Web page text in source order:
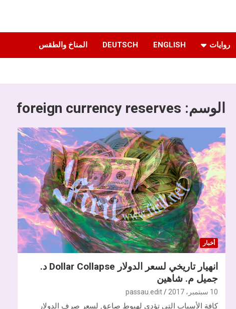
روايات ENGLISH
DEUTSCH المناخ والطقس
الوسم: foreign currency reserves
أخبار
انهيار تاريخي لسعر الدولار Dollar Collapse د.
جميل م. شاهين
10 سبتمبر، 2017 passau.edit
كافة الأسباب التي تؤدي لهبوط صاعق لسعر صرف الدولار